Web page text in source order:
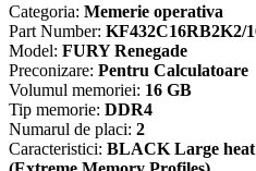
Categoria: Memerie operativa
Part Number: KF432C16RB2K2/
Model: FURY Renegade
Preconizare: Pentru Calculatoare
Volumul memoriei: 16 GB
Tip memorie: DDR4
Numarul de placi: 2
Caracteristici: BLACK Large